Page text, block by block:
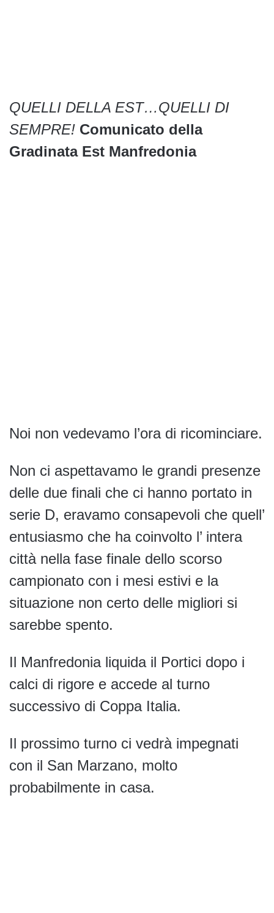
QUELLI DELLA EST…QUELLI DI
SEMPRE! Comunicato della
Gradinata Est Manfredonia
Noi non vedevamo l’ora di ricominciare.
Non ci aspettavamo le grandi presenze
delle due finali che ci hanno portato in
serie D, eravamo consapevoli che quell’
entusiasmo che ha coinvolto l’ intera
città nella fase finale dello scorso
campionato con i mesi estivi e la
situazione non certo delle migliori si
sarebbe spento.
Il Manfredonia liquida il Portici dopo i
calci di rigore e accede al turno
successivo di Coppa Italia.
Il prossimo turno ci vedrà impegnati
con il San Marzano, molto
probabilmente in casa.